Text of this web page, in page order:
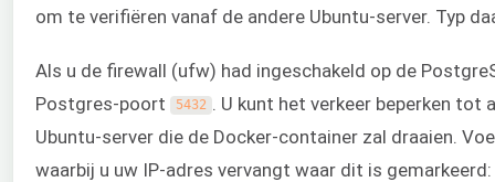
om te verifiëren vanaf de andere Ubuntu-server. Typ
Als u de firewall (ufw) had ingeschakeld op de
Postgres-poort
5432 . U kunt het verkeer beperken tot
Ubuntu-server die de Docker-container zal draaien.
waarbij u uw IP-adres vervangt waar dit is gemarkeerd: